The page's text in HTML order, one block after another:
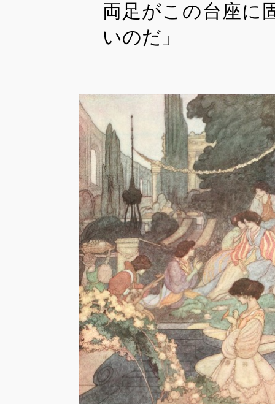
両足がこの台座に
いのだ」